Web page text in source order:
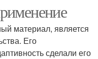
материал, является
Его
сделали его